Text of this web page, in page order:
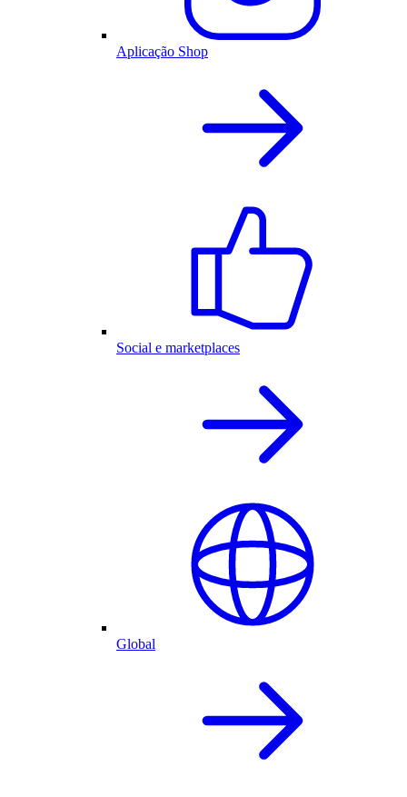
Aplicação Shop
Social e marketplaces
Global